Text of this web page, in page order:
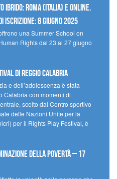
Ibrido: Roma (Italia) e online.
iscrizione: 8 giugno 2025
una Summer School on
Rights dal 23 al 27 giugno
di Reggio Calabria
e dell’adolescenza è stata
Calabria con momenti di
scelto dal Centro sportivo
delle Nazioni Unite per la
per il Rights Play Festival, è
della povertà – 17